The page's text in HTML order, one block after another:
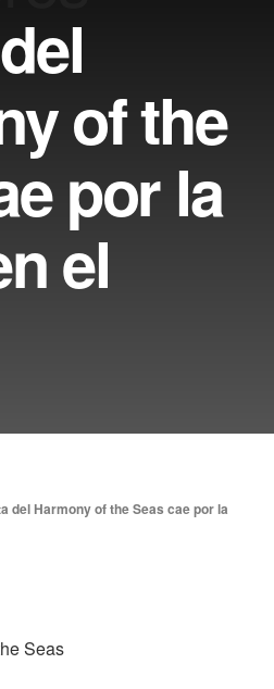
of the
por la
el
del Harmony of the Seas cae por la